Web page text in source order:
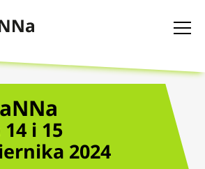
i 15
2024